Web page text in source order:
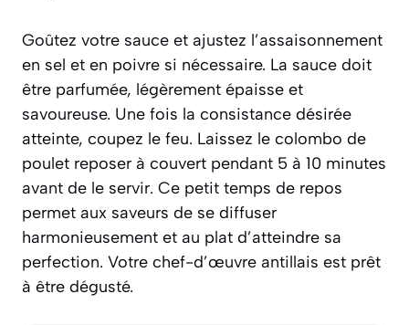
Goûtez votre sauce et ajustez l’assaisonnement
en sel et en poivre si nécessaire. La sauce doit
être parfumée, légèrement épaisse et
savoureuse. Une fois la consistance désirée
atteinte, coupez le feu. Laissez le colombo de
poulet reposer à couvert pendant 5 à 10 minutes
avant de le servir. Ce petit temps de repos
permet aux saveurs de se diffuser
harmonieusement et au plat d’atteindre sa
perfection. Votre chef-d’œuvre antillais est prêt
à être dégusté.